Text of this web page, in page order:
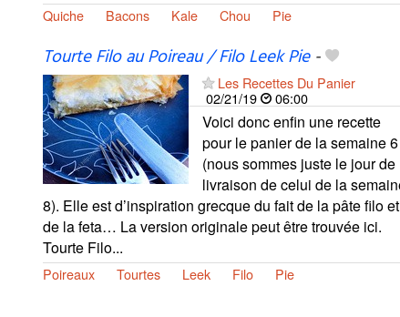
Quiche Bacons Kale Chou Pie
Tourte Filo au Poireau / Filo Leek Pie-
Les Recettes Du Panier
02/21/19
06:00
Voici donc enfin une recette
pour le panier de la semaine 6
(nous sommes juste le jour de
livraison de celui de la
8). Elle est d’inspiration grecque du fait de la pâte filo et
de la feta… La version originale peut être trouvée ici.
Tourte Filo...
Poireaux Tourtes Leek Filo Pie